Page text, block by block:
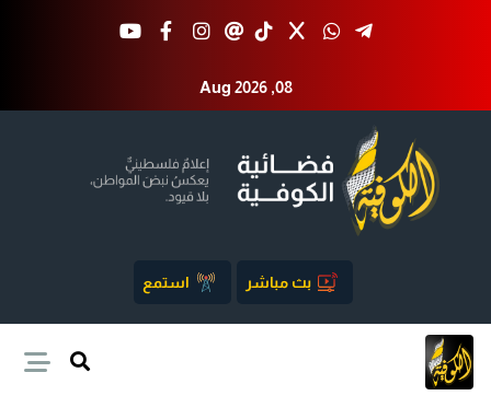
Aug 2026 ,08
بث مباشر استمع